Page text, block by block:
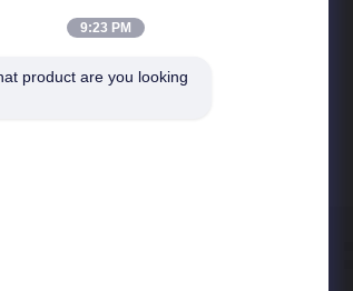
Rapidi
9:23 PM
product are you looking